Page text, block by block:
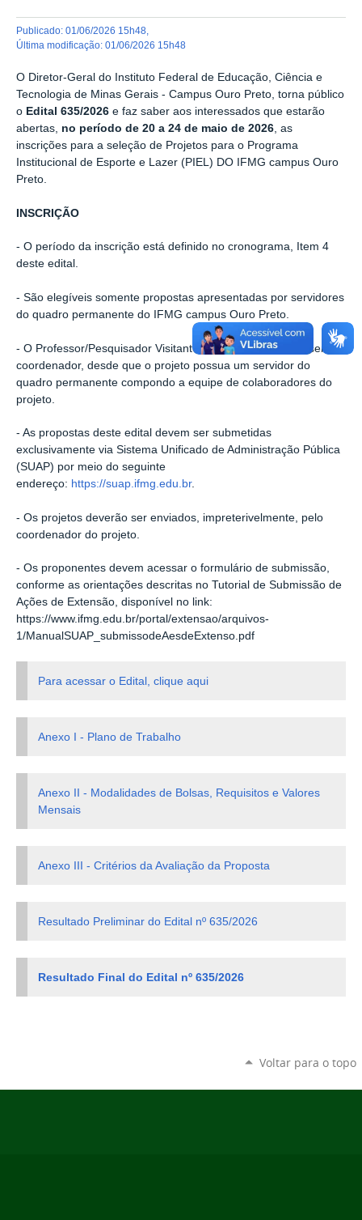
publicado: 01/06/2026 15h48
última modificação: 01/06/2026 15h48
O Diretor-Geral do Instituto Federal de Educação, Ciência e
Tecnologia de Minas Gerais - Campus Ouro Preto, torna público
o Edital 635/2026 e faz saber aos interessados que estarão
abertas, no período de 20 a 24 de maio de 2026, as
inscrições para a seleção de Projetos para o Programa
Institucional de Esporte e Lazer (PIEL) DO IFMG campus Ouro
Preto.
INSCRIÇÃO
- O período da inscrição está definido no cronograma, Item 4
deste edital.
- São elegíveis somente propostas apresentadas por servidores
do quadro permanente do IFMG campus Ouro Preto.
- O Professor/Pesquisador Visitante ou Substituo poderá ser
coordenador, desde que o projeto possua um servidor do
quadro permanente compondo a equipe de colaboradores do
projeto.
- As propostas deste edital devem ser submetidas
exclusivamente via Sistema Unificado de Administração Pública
(SUAP) por meio do seguinte
endereço: https://suap.ifmg.edu.br.
- Os projetos deverão ser enviados, impreterivelmente, pelo
coordenador do projeto.
- Os proponentes devem acessar o formulário de submissão,
conforme as orientações descritas no Tutorial de Submissão de
Ações de Extensão, disponível no link:
https://www.ifmg.edu.br/portal/extensao/arquivos-
1/ManualSUAP_submissodeAesdeExtenso.pdf
Para acessar o Edital, clique aqui
Anexo I - Plano de Trabalho
Anexo II - Modalidades de Bolsas, Requisitos e Valores
Mensais
Anexo III - Critérios da Avaliação da Proposta
Resultado Preliminar do Edital nº 635/2026
Resultado Final do Edital nº 635/2026
Voltar para o topo